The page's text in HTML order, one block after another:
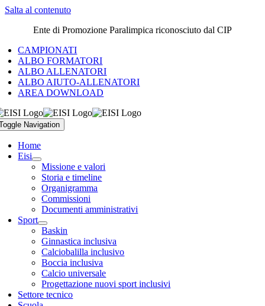
Salta al contenuto
Ente di Promozione Paralimpica riconosciuto dal CIP
CAMPIONATI
ALBO FORMATORI
ALBO ALLENATORI
ALBO AIUTO-ALLENATORI
AREA DOWNLOAD
Navigation
Home
Eisi
Missione e valori
Storia e timeline
Organigramma
Commissioni
Documenti amministrativi
Sport
Baskin
Ginnastica inclusiva
Calciobalilla inclusivo
Boccia inclusiva
Calcio universale
Progettazione nuovi sport inclusivi
Settore tecnico